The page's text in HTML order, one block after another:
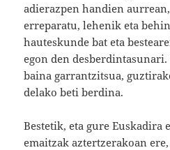
adierazpen handien
erreparatu, lehenik eta
hauteskunde bat eta
egon den
baina garrantzitsua,
delako beti berdina.
Bestetik, eta gure Euskadira
emaitzak aztertzerakoan